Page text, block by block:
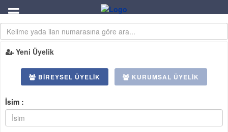
Yeni Üyelik
BIREYSEL ÜYELIK KURUMSAL ÜYELIK
İsim :